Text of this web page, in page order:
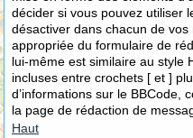
décider si vous pouvez utiliser
désactiver dans chacun de vos
appropriée du formulaire de
lui-même est similaire au style
incluses entre crochets [ et ]
d’informations sur le BBCode,
la page de rédaction de
Haut